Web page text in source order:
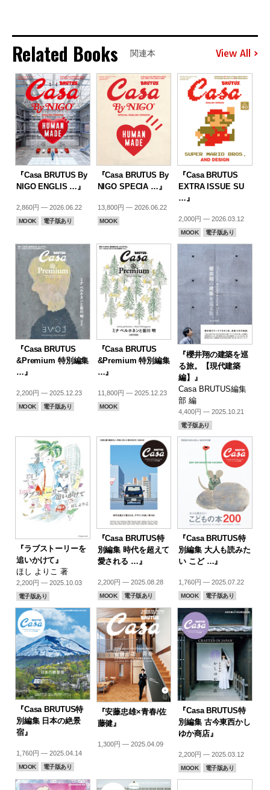
Related Books 関連本 View All
『Casa BRUTUS By
NIGO ENGLIS …』
2,860円 — 2026.06.22
MOOK 電子版あり
『Casa BRUTUS By
NIGO SPECIA …』
13,800円 — 2026.06.22
MOOK
『Casa BRUTUS
EXTRA ISSUE SU
…』
2,000円 — 2026.03.12
MOOK 電子版あり
『Casa BRUTUS
&Premium 特別編集
…』
2,200円 — 2025.12.23
MOOK 電子版あり
『Casa BRUTUS
&Premium 特別編集
…』
11,800円 — 2025.12.23
MOOK
『櫻井翔の建築を巡
る旅。【現代建築
編】』
Casa BRUTUS編集
部 編
4,400円 — 2025.10.21
電子版あり
『ラブストーリーを
追いかけて』
ほし よりこ 著
2,200円 — 2025.10.03
電子版あり
『Casa BRUTUS特
別編集 時代を超えて
愛される …』
2,200円 — 2025.08.28
MOOK 電子版あり
『Casa BRUTUS特
別編集 大人も読みた
い こど …』
1,760円 — 2025.07.22
MOOK 電子版あり
『Casa BRUTUS特
別編集 日本の絶景
宿』
1,760円 — 2025.04.14
MOOK 電子版あり
『安藤忠雄×青春/佐
藤健』
1,300円 — 2025.04.09
『Casa BRUTUS特
別編集 古今東西かし
ゆか商店』
2,200円 — 2025.03.12
MOOK 電子版あり